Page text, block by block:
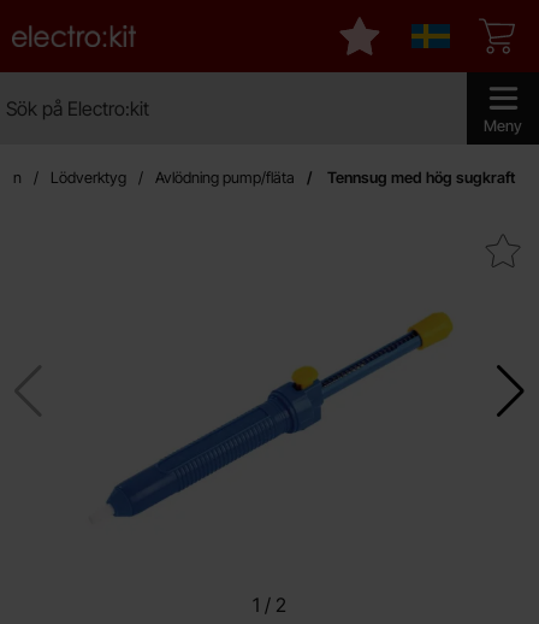
Meny
Startsidan för Electro:kit
Sverige
Mina favoriter
Lödverktyg Avlödning pump/fläta Tennsug med hög sugkraft
Makera tennsug med hög
1 / 2